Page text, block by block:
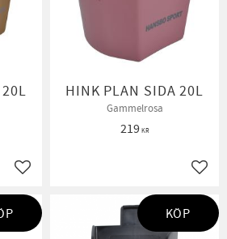
Lägg till i favoriter
HINK PLAN SIDA 20L
Gammelrosa
219KR
KÖP